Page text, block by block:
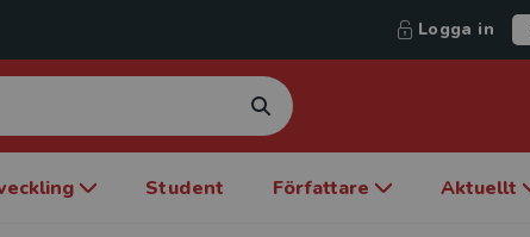
Logga in
Student Författare Aktuellt